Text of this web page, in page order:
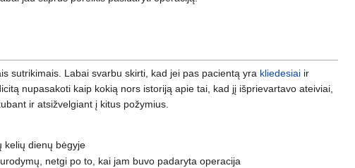
sutrikimais. Labai svarbu skirti, kad jei pas pacientą yra kliedesiai ir
nupasakoti kaip kokią nors istoriją apie tai, kad jį išprievartavo ateiviai,
ir atsižvelgiant į kitus požymius.
kelių dienų bėgyje
netgi po to, kai jam buvo padaryta operacija